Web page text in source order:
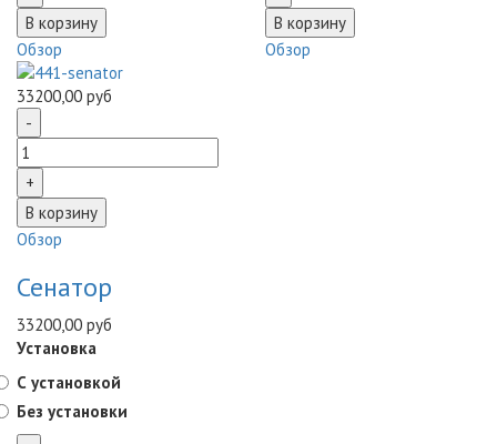
Обзор Обзор
33200,00 руб
Обзор
Сенатор
33200,00 руб
Установка
С установкой
Без установки